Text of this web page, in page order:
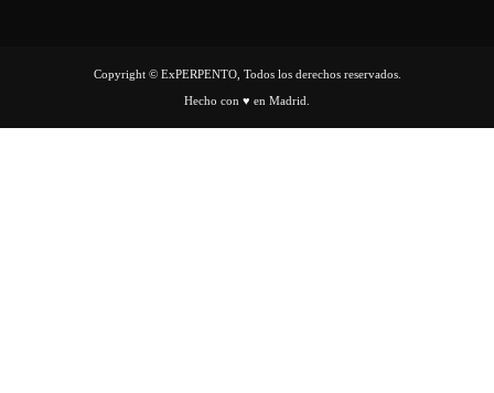
Copyright © ExPERPENTO, Todos los derechos reservados.
Hecho con ♥ en Madrid.